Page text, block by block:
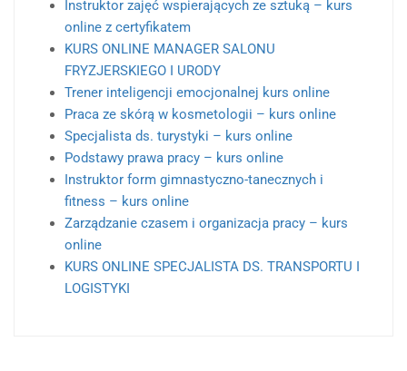
Instruktor zajęć wspierających ze sztuką – kurs
online z certyfikatem
KURS ONLINE MANAGER SALONU
FRYZJERSKIEGO I URODY
Trener inteligencji emocjonalnej kurs online
Praca ze skórą w kosmetologii – kurs online
Specjalista ds. turystyki – kurs online
Podstawy prawa pracy – kurs online
Instruktor form gimnastyczno-tanecznych i
fitness – kurs online
Zarządzanie czasem i organizacja pracy – kurs
online
KURS ONLINE SPECJALISTA DS. TRANSPORTU I
LOGISTYKI